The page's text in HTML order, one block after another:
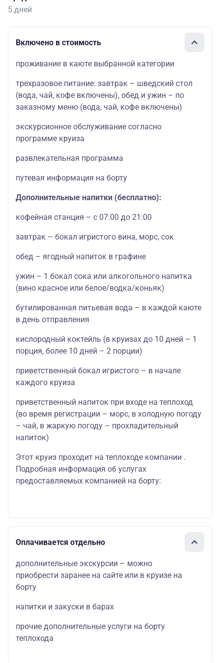
5 дней
Включено в стоимость
проживание в каюте выбранной категории
трехразовое питание: завтрак – шведский стол
(вода, чай, кофе включены), обед и ужин – по
заказному меню (вода, чай, кофе включены)
экскурсионное обслуживание согласно
программе круиза
развлекательная программа
путевая информация на борту
Дополнительные напитки (бесплатно):
кофейная станция – с 07:00 до 21:00
завтрак – бокал игристого вина, морс, сок
обед – ягодный напиток в графине
ужин – 1 бокал сока или алкогольного напитка
(вино красное или белое/водка/коньяк)
бутилированная питьевая вода – в каждой каюте
в день отправления
кислородный коктейль (в круизах до 10 дней – 1
порция, более 10 дней – 2 порции)
приветственный бокал игристого – в начале
каждого круиза
приветственный напиток при входе на теплоход
(во время регистрации – морс, в холодную погоду
– чай, в жаркую погоду – прохладительный
напиток)
Этот круиз проходит на теплоходе компании .
Подробная информация об услугах
предоставляемых компанией на борту:
Оплачивается отдельно
дополнительные экскурсии – можно
приобрести заранее на сайте или в круизе на
борту
напитки и закуски в барах
прочие дополнительные услуги на борту
теплохода